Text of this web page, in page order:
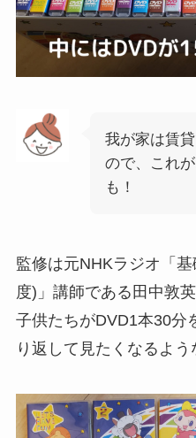
我が家は賃
ので、これ
も！
監修は元NHKラジオ「
度)」講師である田中敦
子供たちがDVD1本30分
り返して見たくなるよう